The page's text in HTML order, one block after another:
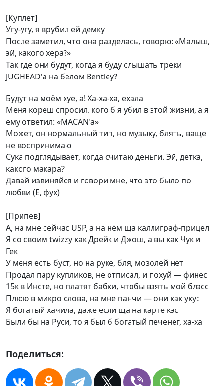
[Куплет]
Угу-угу, я врубил ей демку
После заметил, что она разделась, говорю: «Малыш,
эй, какого хера?»
Так где они будут, когда я буду слышать треки
JUGHEAD'а на белом Bentley?
Будут на моём хуе, а! Ха-ха-ха, ехала
Меня кореш спросил, кого б я убил в этой жизни, а я
ему ответил: «MACAN'а»
Может, он нормальный тип, но музыку, блять, ваще
не воспринимаю
Сука подглядывает, когда считаю деньги. Эй, детка,
какого макара?
Давай извиняйся и говори мне, что это было по
любви (Е, фух)
[Припев]
А, на мне сейчас USP, а на нём ща каллиграф-прицел
Я со своим twizzy как Дрейк и Джош, а вы как Чук и
Гек
У меня есть буст, но на руке, бля, мозолей нет
Продал пару купликов, не отписал, и похуй — финес
15к в Инсте, но платят бабки, чтобы взять мой блэсс
Плюю в микро слова, на мне панчи — они как укус
Я богатый хачила, даже если ща на карте кэс
Были бы на Руси, то я был б богатый печенег, ха-ха
Поделиться: